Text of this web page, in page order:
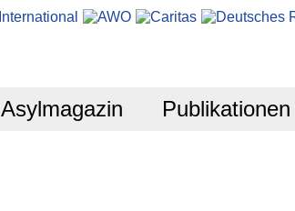
Asylmagazin Publikationen